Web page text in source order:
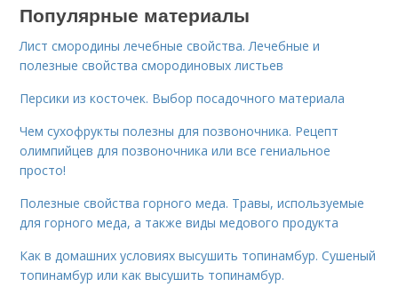
Популярные материалы
Лист смородины лечебные свойства. Лечебные и
полезные свойства смородиновых листьев
Персики из косточек. Выбор посадочного материала
Чем сухофрукты полезны для позвоночника. Рецепт
олимпийцев для позвоночника или все гениальное
просто!
Полезные свойства горного меда. Травы, используемые
для горного меда, а также виды медового продукта
Как в домашних условиях высушить топинамбур. Сушеный
топинамбур или как высушить топинамбур.